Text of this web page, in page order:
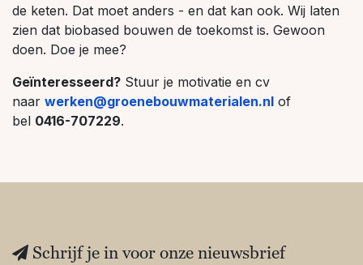
de keten. Dat moet anders - en dat kan ook. Wij laten
zien dat biobased bouwen de toekomst is. Gewoon
doen. Doe je mee?
Geïnteresseerd? Stuur je motivatie en cv
naar werken@groenebouwmaterialen.nl of
bel 0416-707229.
Schrijf je in voor onze nieuwsbrief